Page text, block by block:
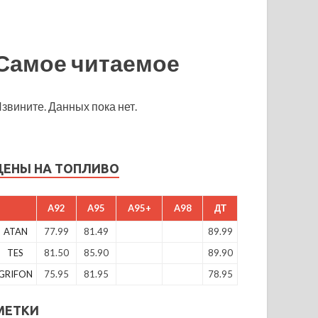
читаемое
Данных пока нет.
НА ТОПЛИВО
A92 A95 A95+ A98 ДТ
ATAN 77.99 81.49
89.99
TES
81.50 85.90
89.90
75.95 81.95 78.95